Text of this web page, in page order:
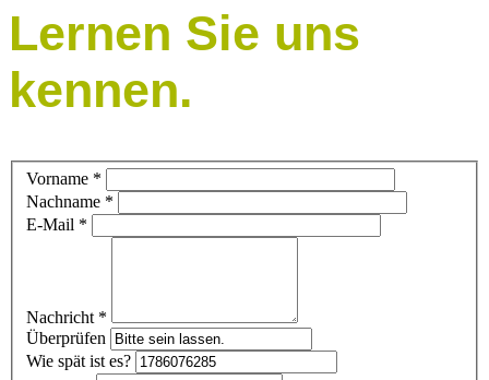
Lernen Sie uns
kennen.
Vorname *
Nachname *
E-Mail *
Nachricht *
Überprüfen
Wie spät ist es?